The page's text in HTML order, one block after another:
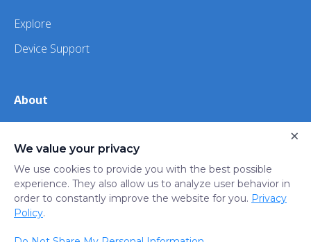
Explore
Device Support
About
iHealth
Privacy
Policy
Trust
Do not sell or share my
We value your privacy
We use cookies to provide you with the best possible
experience. They also allow us to analyze user behavior in
order to constantly improve the website for you. Privacy
Policy.
×